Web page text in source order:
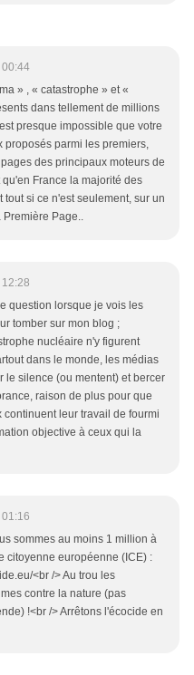
» , « catastrophe » et «
dans tellement de millions
presque impossible que votre
proposés parmi les premiers,
des principaux moteurs de
France la majorité des
tout si ce n'est seulement, sur un
Première Page..
question lorsque je vois les
tomber sur mon blog ;
nucléaire n'y figurent
dans le monde, les médias
le silence (ou mentent) et bercer
raison de plus pour que
continuent leur travail de fourmi
objective à ceux qui la
sommes au moins 1 million à
citoyenne européenne (ICE) :
<br /> Au trou les
contre la nature (pas
!<br /> Arrêtons l'écocide en